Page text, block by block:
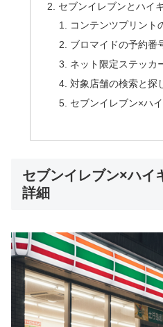
セブンイレブンとハイ
コンテンツプリント
ブロマイドの予約番
ネット限定ステッカ
対象店舗の検索と探
セブンイレブン×ハ
セブンイレブン×ハイ
詳細